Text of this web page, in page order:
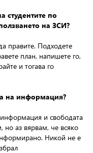
студентите по
на ЗСИ?
правите. Подходете
план, напишете го,
и тогава го
на информация?
информация и свободата
но аз вярвам, че всяко
Никой не е